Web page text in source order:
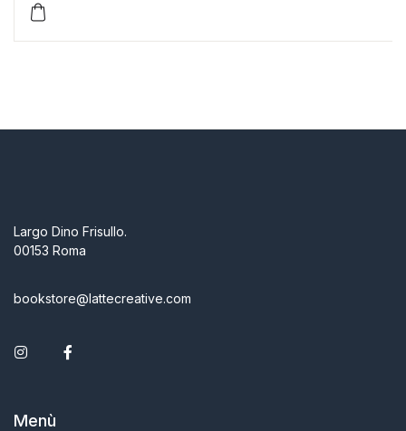
Largo Dino Frisullo.
00153 Roma
bookstore@lattecreative.com
Instagram
Menù